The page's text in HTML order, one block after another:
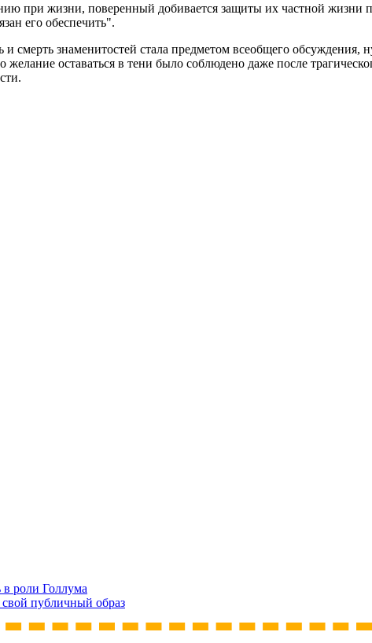
при жизни, поверенный добивается защиты их частной жизни
его обеспечить".
смерть знаменитостей стала предметом всеобщего обсуждения,
оставаться в тени было соблюдено даже после
роли Голлума
свой публичный образ